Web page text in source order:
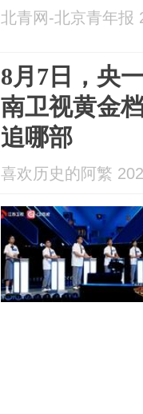
北青网-北京青年报
8月7日，央
南卫视黄金
追哪部
喜欢历史的阿繁